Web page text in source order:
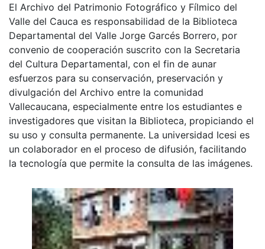
El Archivo del Patrimonio Fotográfico y Fílmico del
Valle del Cauca es responsabilidad de la Biblioteca
Departamental del Valle Jorge Garcés Borrero, por
convenio de cooperación suscrito con la Secretaria
del Cultura Departamental, con el fin de aunar
esfuerzos para su conservación, preservación y
divulgación del Archivo entre la comunidad
Vallecaucana, especialmente entre los estudiantes e
investigadores que visitan la Biblioteca, propiciando el
su uso y consulta permanente. La universidad Icesi es
un colaborador en el proceso de difusión, facilitando
la tecnología que permite la consulta de las imágenes.